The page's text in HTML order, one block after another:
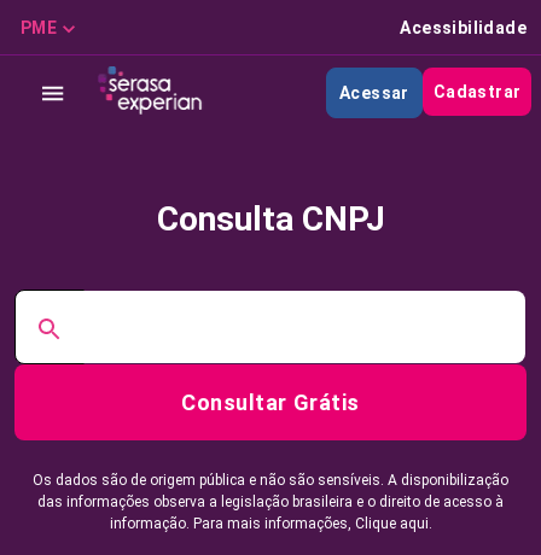
PME Acessibilidade
Acessar Cadastrar
Consulta CNPJ
Consultar Grátis
Os dados são de origem pública e não são sensíveis. A disponibilização
das informações observa a legislação brasileira e o direito de acesso à
informação. Para mais informações, Clique aqui.